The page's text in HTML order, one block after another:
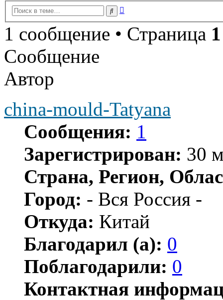
Поиск
1 сообщение • Страница 1
Сообщение
Автор
china-mould-Tatyana
Сообщения: 1
Зарегистрирован: 30
Страна, Регион,
Город: - Вся Россия -
Откуда: Китай
Благодарил (а): 0
Поблагодарили: 0
Контактная